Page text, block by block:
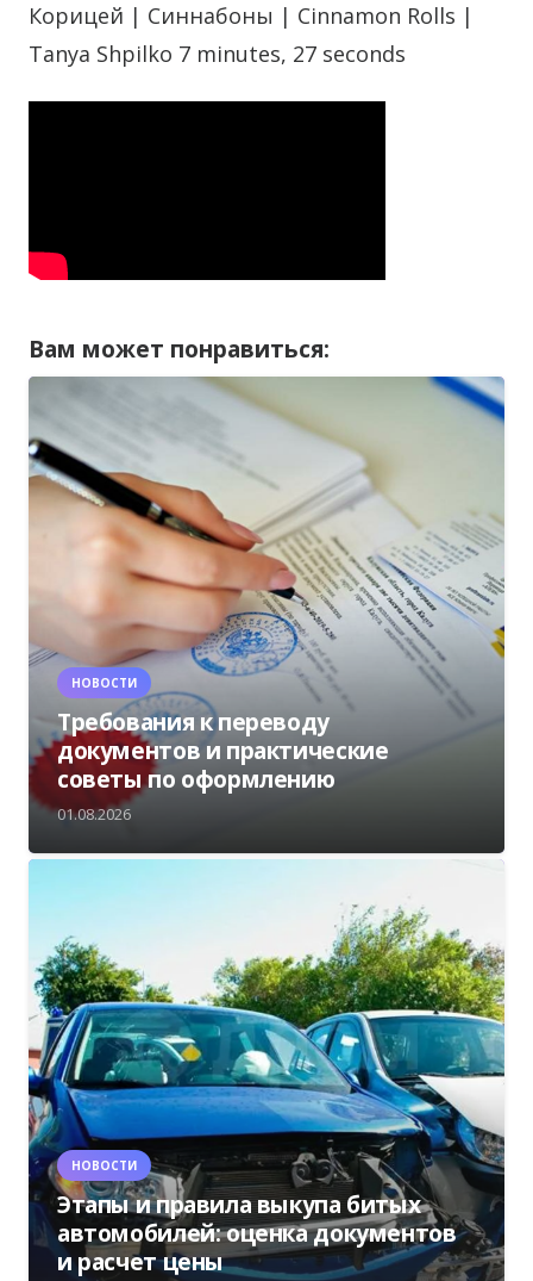
Корицей | Синнабоны | Cinnamon Rolls |
Tanya Shpilko 7 minutes, 27 seconds
Вам может понравиться:
НОВОСТИ
Требования к переводу
документов и практические
советы по оформлению
01.08.2026
НОВОСТИ
Этапы и правила выкупа битых
автомобилей: оценка документов
и расчет цены